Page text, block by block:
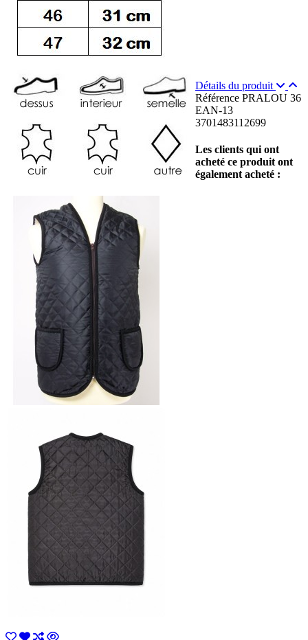
Détails du produit
Référence PRALOU 36
EAN-13
3701483112699
Les clients qui ont
acheté ce produit ont
également acheté :